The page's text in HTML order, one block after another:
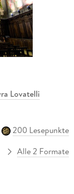
Lovatelli
200 Lesepunkte
Alle 2 Formate